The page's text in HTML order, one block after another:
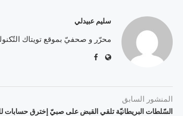
سليم عبيدلي
محرّر و صحفيّ بموقع تويتاك
المنشور السابق
السّلطات البريطانيّة تلقي القبض على صبيّ إخترق حسابات